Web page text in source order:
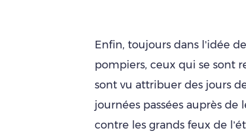
Enfin, toujours dans l’idée
pompiers, ceux qui se sont
sont vu attribuer des jours
journées passées auprès
contre les grands feux de